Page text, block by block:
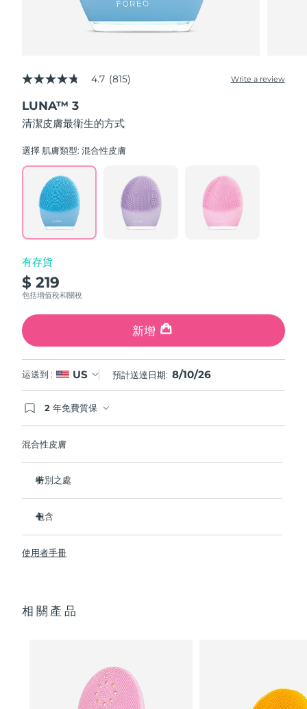
4.7
of
5
stars,
rating
Read
Reviews.
Same
page
link.
4.7 (815) Write a review
LUNA™ 3
清潔皮膚最衛生的方式
選擇 肌膚類型:混合性皮膚
有存貨
$ 219
包括增值稅和關稅
新增
运送到 : US 預計送達日期: 8/10/26
2 年免費質保
混合性皮膚
特別之處
物。
清除毛孔深處的雜質，減少爆痘的可能。
撫平細紋，幫助放鬆面部肌肉緊張點。
16檔強度，符合人體工程學的輕質設計，智能app護膚。
包含
USB 充電線
通用操作指南
使用者手冊
相關產品